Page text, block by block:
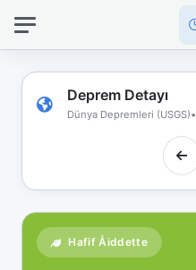
Deprem Detayı
Dünya Depremleri (USGS)•
Hafif Åiddette
bağlantınız
koptu!
Çevrimdışı
moddasınız.